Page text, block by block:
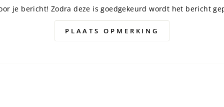
je bericht! Zodra deze is goedgekeurd wordt het bericht
PLAATS OPMERKING